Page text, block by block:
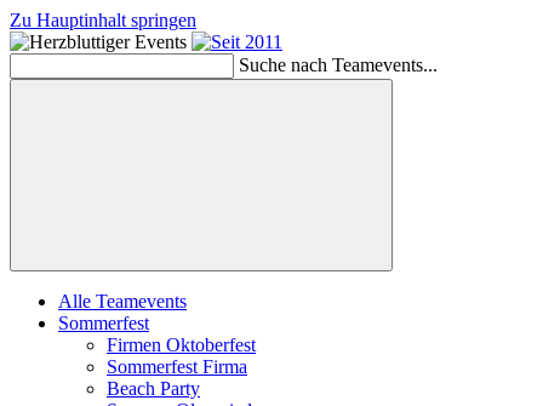
Zu Hauptinhalt springen
Suche nach Teamevents...
Alle Teamevents
Sommerfest
Firmen Oktoberfest
Sommerfest Firma
Beach Party
Schließen